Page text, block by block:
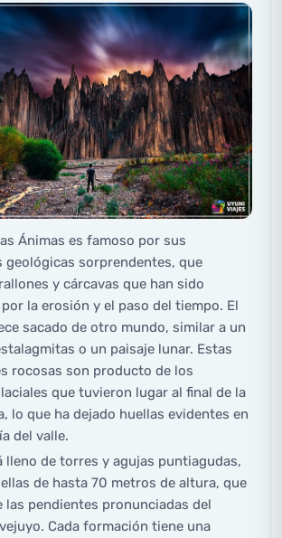
Ánimas es famoso por sus
geológicas sorprendentes, que
y cárcavas que han sido
la erosión y el paso del tiempo. El
sacado de otro mundo, similar a un
o un paisaje lunar. Estas
rocosas son producto de los
que tuvieron lugar al final de la
lo que ha dejado huellas evidentes en
del valle.
lleno de torres y agujas puntiagudas,
de hasta 70 metros de altura, que
las pendientes pronunciadas del
Cada formación tiene una